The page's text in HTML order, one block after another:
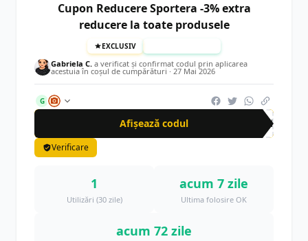
Cupon Reducere Sportera -3% extra
reducere la toate produsele
EXCLUSIV
Gabriela C. a verificat și confirmat codul prin aplicarea
acestuia în coșul de cumpărături · 27 Mai 2026
G
Afișează codul CRN
Verificare
1
Utilizări (30 zile)
acum 7 zile
Ultima folosire OK
acum 72 zile